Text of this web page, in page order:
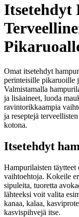
Itsetehdyt
Omat itsetehdyt
perinteisille pikaruoille
Valmistamalla
ja lisäaineet, luoda
ravintorikkaampia
ja reseptejä
kotona.
Itsetehdyt
Hampurilaisten täytteet
vaihtoehtoja. Kokeile
sipuleita, tuoretta
lähteeksi voit valita
kanaa, kalaa,
kasvispihvejä itse.